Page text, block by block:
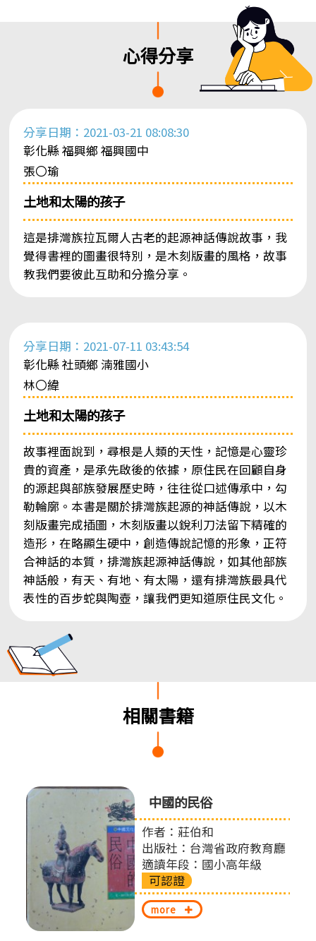
心得分享
分享日期：2021-03-21 08:08:30
彰化縣 福興鄉 福興國中
張〇瑜
土地和太陽的孩子
這是排灣族拉瓦爾人古老的起源神話傳說故事，我
覺得書裡的圖畫很特別，是木刻版畫的風格，故事
教我們要彼此互助和分擔分享。
分享日期：2021-07-11 03:43:54
彰化縣 社頭鄉 湳雅國小
林〇緯
土地和太陽的孩子
故事裡面說到，尋根是人類的天性，記憶是心靈珍
貴的資產，是承先啟後的依據，原住民在回顧自身
的源起與部族發展歷史時，往往從口述傳承中，勾
勒輪廓。本書是關於排灣族起源的神話傳說，以木
刻版畫完成插圖，木刻版畫以銳利刀法留下精確的
造形，在略顯生硬中，創造傳說記憶的形象，正符
合神話的本質，排灣族起源神話傳說，如其他部族
神話般，有天、有地、有太陽，還有排灣族最具代
表性的百步蛇與陶壺，讓我們更知道原住民文化。
相關書籍
中國的民俗
作者：莊伯和
出版社：台灣省政府教育廳
適讀年段：國小高年級
可認證
more